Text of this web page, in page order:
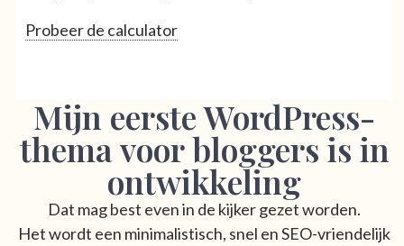
Probeer de calculator
Mijn eerste WordPress-
thema voor bloggers is in
ontwikkeling
Dat mag best even in de kijker gezet worden.
Het wordt een minimalistisch, snel en SEO-vriendelijk